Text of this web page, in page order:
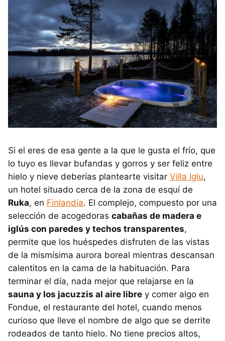
Si el eres de esa gente a la que le gusta el frío, que
lo tuyo es llevar bufandas y gorros y ser feliz entre
hielo y nieve deberías plantearte visitar Villa Iglu,
un hotel situado cerca de la zona de esquí de
Ruka, en Finlandia. El complejo, compuesto por una
selección de acogedoras cabañas de madera e
iglús con paredes y techos transparentes,
permite que los huéspedes disfruten de las vistas
de la mismísima aurora boreal mientras descansan
calentitos en la cama de la habituación. Para
terminar el día, nada mejor que relajarse en la
sauna y los jacuzzis al aire libre y comer algo en
Fondue, el restaurante del hotel, cuando menos
curioso que lleve el nombre de algo que se derrite
rodeados de tanto hielo. No tiene precios altos,